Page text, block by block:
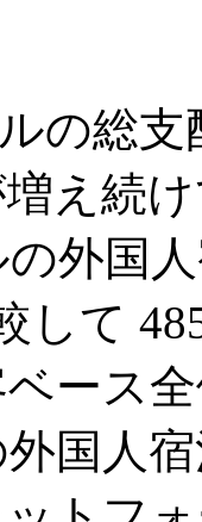
の総
え続
外国
して
ース
国人